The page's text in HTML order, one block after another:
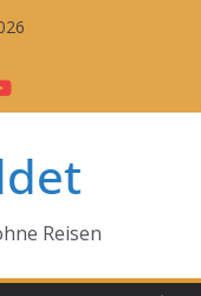
Reisen